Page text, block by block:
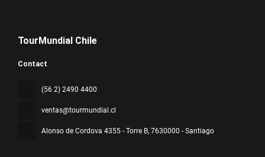
TourMundial Chile
Contact
(56 2) 2490 4400
ventas@tourmundial.cl
Alonso de Cordova 4355 - Torre B, 7630000 - Santiago